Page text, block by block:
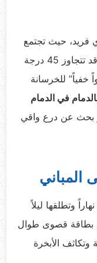
فريد، حيث تجتمع
الرطوبة العالية مع درجات الحرارة التي قد تتجاوز 45 درجة
خفياً” للخرسانة
في الدمام
بحث عن درع واقي
المباني
وتطلقها ليلاً
بطاقة قصوى طوال
وتكاثف الأبخرة